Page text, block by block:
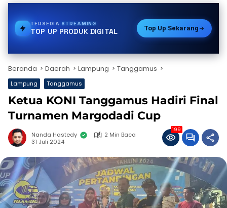
TERSEDIA TOKEN PLN
TOP UP PRODUK DIGITAL Top Up Sekarang
Beranda Daerah Lampung Tanggamus
Lampung Tanggamus
Ketua KONI Tanggamus Hadiri Final
Turnamen Margodadi Cup
Nanda Hastedy
2 Min Baca
31 Juli 2024
199